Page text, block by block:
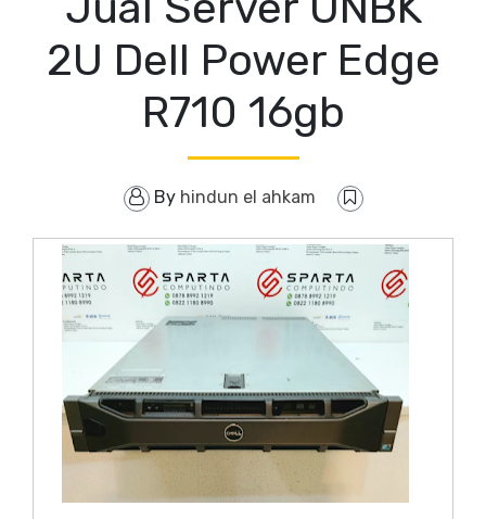
2U Dell Power Edge
R710 16gb
By hindun el ahkam